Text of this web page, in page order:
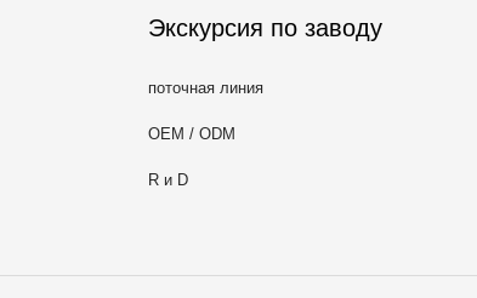
Экскурсия по заводу
поточная линия
OEM / ODM
R и D